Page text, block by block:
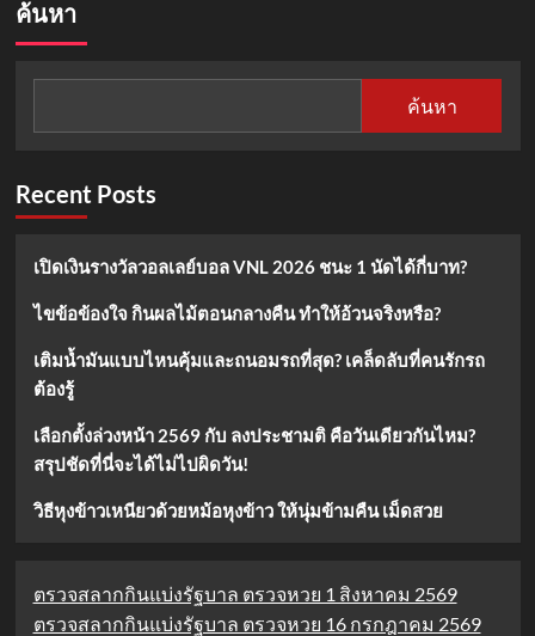
ด่วน!
ไท
เต็ม
งวด
จาก
แดง
ค้นหา
ค้นหา
Recent Posts
เปิดเงินรางวัลวอลเลย์บอล VNL 2026 ชนะ 1 นัดได้กี่บาท?
ไขข้อข้องใจ กินผลไม้ตอนกลางคืน ทำให้อ้วนจริงหรือ?
เติมน้ำมันแบบไหนคุ้มและถนอมรถที่สุด? เคล็ดลับที่คนรักรถ
ต้องรู้
เลือกตั้งล่วงหน้า 2569 กับ ลงประชามติ คือวันเดียวกันไหม?
สรุปชัดที่นี่จะได้ไม่ไปผิดวัน!
วิธีหุงข้าวเหนียวด้วยหม้อหุงข้าว ให้นุ่มข้ามคืน เม็ดสวย
ตรวจสลากกินแบ่งรัฐบาล ตรวจหวย 1 สิงหาคม 2569
ตรวจสลากกินแบ่งรัฐบาล ตรวจหวย 16 กรกฎาคม 2569